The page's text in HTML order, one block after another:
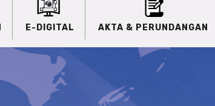
E-DIGITAL AKTA & PERUNDANGAN